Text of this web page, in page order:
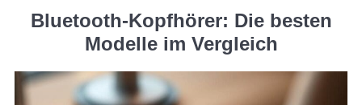
Bluetooth-Kopfhörer: Die besten
Modelle im Vergleich